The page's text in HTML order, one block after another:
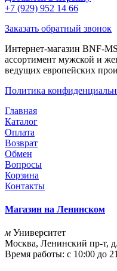
+7 (929) 952 14 66
Заказать обратный звонок
Интернет-магазин BNF-
ассортимент мужской и
ведущих европейских
Политика
Главная
Каталог
Оплата
Возврат
Обмен
Вопросы
Корзина
Контакты
Магазин на Ленинском
м Университет
Москва, Ленинский пр-т,
Время работы: с 10:00 до